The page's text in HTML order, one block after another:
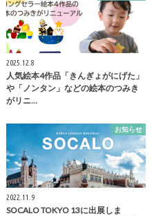
2025.12.8
人気絵本4作品「きんぎょがにげた」
や「ノンタン」などの絵本のつみき
がリニ…
お知らせ
2022.11.9
SOCALO TOKYO 13に出展しま